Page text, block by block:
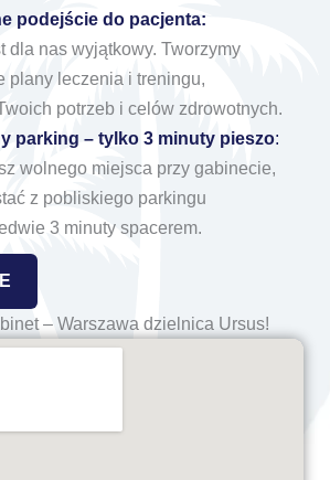
podejście do pacjenta:
dla nas wyjątkowy. Tworzymy
plany leczenia i treningu,
potrzeb i celów zdrowotnych.
parking – tylko 3 minuty pieszo:
wolnego miejsca przy gabinecie,
z pobliskiego parkingu
3 minuty spacerem.
– Warszawa dzielnica Ursus!